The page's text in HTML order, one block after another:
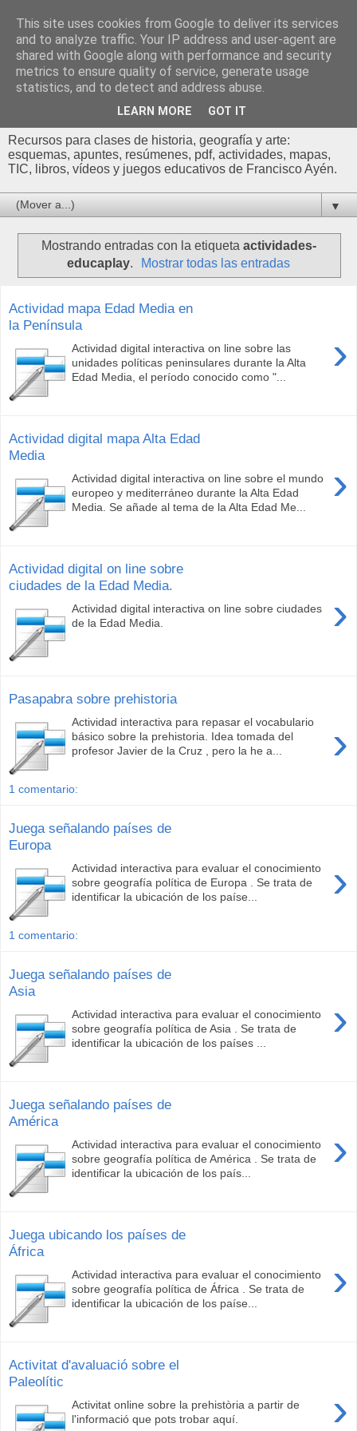
Profesor Francisco |
Recursos de Geografía,
Historia y Arte
Recursos para clases de historia, geografía y arte:
esquemas, apuntes, resúmenes, pdf, actividades, mapas,
TIC, libros, vídeos y juegos educativos de Francisco Ayén.
▼
Mostrando entradas con la etiqueta actividades-
educaplay. Mostrar todas las entradas
Actividad mapa Edad Media en
la Península
›
Actividad digital interactiva on line sobre las
unidades políticas peninsulares durante la Alta
Edad Media, el período conocido como "...
Actividad digital mapa Alta Edad
Media
›
Actividad digital interactiva on line sobre el mundo
europeo y mediterráneo durante la Alta Edad
Media. Se añade al tema de la Alta Edad Me...
Actividad digital on line sobre
ciudades de la Edad Media.
›
Actividad digital interactiva on line sobre ciudades
de la Edad Media.
Pasapabra sobre prehistoria
›
Actividad interactiva para repasar el vocabulario
básico sobre la prehistoria. Idea tomada del
profesor Javier de la Cruz , pero la he a...
1 comentario:
Juega señalando países de
Europa
›
Actividad interactiva para evaluar el conocimiento
sobre geografía política de Europa . Se trata de
identificar la ubicación de los paíse...
1 comentario:
Juega señalando países de
Asia
›
Actividad interactiva para evaluar el conocimiento
sobre geografía política de Asia . Se trata de
identificar la ubicación de los países ...
Juega señalando países de
América
›
Actividad interactiva para evaluar el conocimiento
sobre geografía política de América . Se trata de
identificar la ubicación de los país...
Juega ubicando los países de
África
›
Actividad interactiva para evaluar el conocimiento
sobre geografía política de África . Se trata de
identificar la ubicación de los paíse...
Activitat d'avaluació sobre el
Paleolític
›
Activitat online sobre la prehistòria a partir de
l'informació que pots trobar aquí.
This site uses cookies from Google to deliver its services
and to analyze traffic. Your IP address and user-agent are
shared with Google along with performance and security
metrics to ensure quality of service, generate usage
statistics, and to detect and address abuse.
LEARN MORE GOT IT